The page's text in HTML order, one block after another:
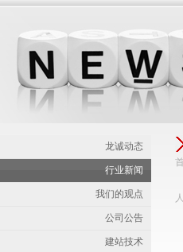
龙诚动态
行业新闻
我们的观点
公司公告
建站技术